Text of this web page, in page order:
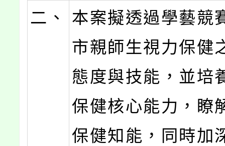
二、
本案擬透過學藝競
市親師生視力保健
態度與技能，並培
保健核心能力，瞭
保健知能，同時加